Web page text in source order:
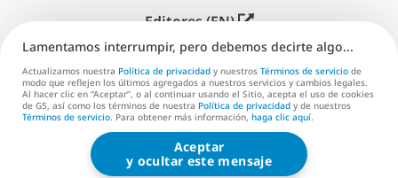
Editores (EN)
Soporte
Contáctanos (EN)
G5 ENTERTAINMENT ®
© 2026 G5 Entertainment AB
Lamentamos interrumpir, pero debemos decirte algo...
Actualizamos nuestra Política de privacidad y nuestros Términos de servicio de
modo que reflejen los últimos agregados a nuestros servicios y cambios legales.
Al hacer clic en “Aceptar”, o al continuar usando el Sitio, acepta el uso de cookies
de G5, así como los términos de nuestra Política de privacidad y de nuestros
Términos de servicio. Para obtener más información, haga clic aquí.
Aceptar
y ocultar este mensaje